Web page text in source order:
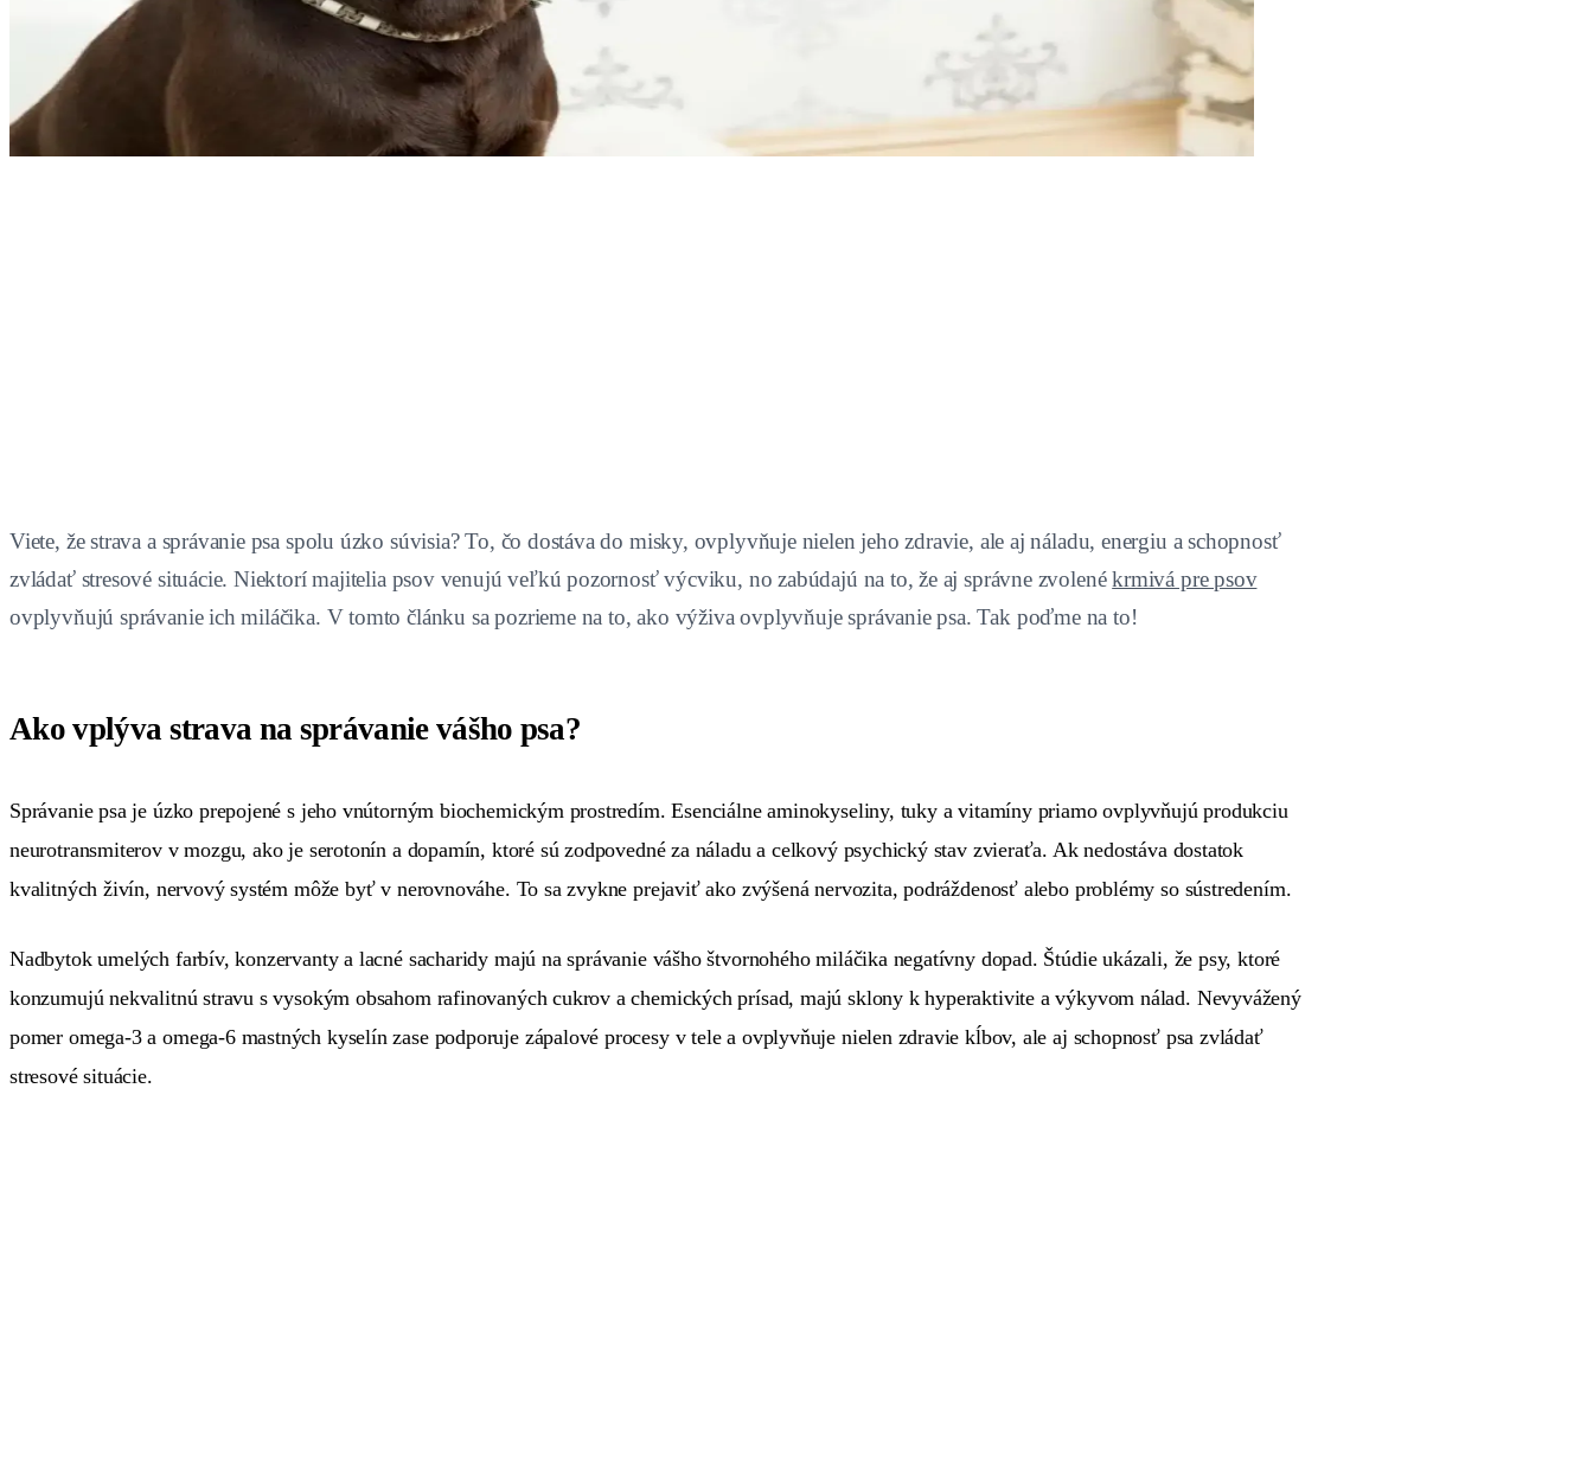
Viete, že strava a správanie psa spolu úzko súvisia? To, čo dostáva do misky, ovplyvňuje nielen jeho zdravie, ale aj náladu, energiu a schopnosť
zvládať stresové situácie. Niektorí majitelia psov venujú veľkú pozornosť výcviku, no zabúdajú na to, že aj správne zvolenékrmivá pre psov
ovplyvňujú správanie ich miláčika. V tomto článku sa pozrieme na to, ako výživa ovplyvňuje správanie psa. Tak poďme na to!
Ako vplýva strava na správanie vášho psa?
Správanie psa je úzko prepojené s jeho vnútorným biochemickým prostredím. Esenciálne aminokyseliny, tuky a vitamíny priamo ovplyvňujú produkciu
neurotransmiterov v mozgu, ako je serotonín a dopamín, ktoré sú zodpovedné za náladu a celkový psychický stav zvieraťa. Ak nedostáva dostatok
kvalitných živín, nervový systém môže byť v nerovnováhe. To sa zvykne prejaviť ako zvýšená nervozita, podráždenosť alebo problémy so sústredením.
Nadbytok umelých farbív, konzervanty a lacné sacharidy majú na správanie vášho štvornohého miláčika negatívny dopad. Štúdie ukázali, že psy, ktoré
konzumujú nekvalitnú stravu s vysokým obsahom rafinovaných cukrov a chemických prísad, majú sklony k hyperaktivite a výkyvom nálad. Nevyvážený
pomer omega-3 a omega-6 mastných kyselín zase podporuje zápalové procesy v tele a ovplyvňuje nielen zdravie kĺbov, ale aj schopnosť psa zvládať
stresové situácie.